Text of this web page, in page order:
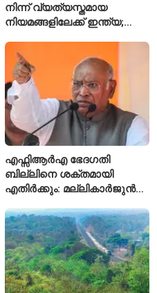
നിന്ന് വ്യത്യസ്തമായ
നിയമങ്ങളിലേക്ക് ഇന്ത്യ;
സമ്മർദം
എഫ്സിആർഎ ഭേദഗതി
ബില്ലിനെ ശക്തമായി
എതിർക്കും: മല്ലികാർജുൻ